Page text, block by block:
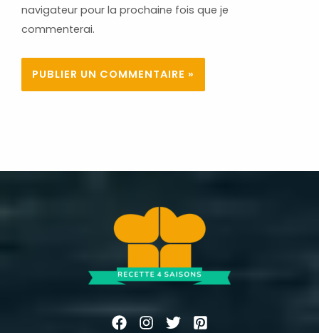
navigateur pour la prochaine fois que je
commenterai.